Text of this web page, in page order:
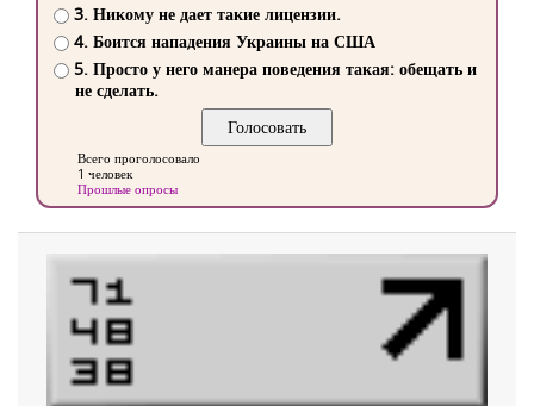
3. Никому не дает такие лицензии.
4. Боится нападения Украины на США
5. Просто у него манера поведения такая: обещать и
не сделать.
Всего проголосовало
1 человек
Прошлые опросы